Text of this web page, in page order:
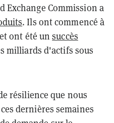
Exchange Commission a
. Ils ont commencé à
ont été unsuccès
milliards d'actifs sous
résilience que nous
dernières semaines